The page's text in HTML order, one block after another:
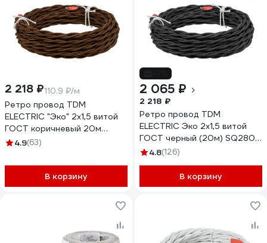
2 218 ₽110.9 ₽/м
Ретро провод TDM
ELECTRIC "Эко" 2x1,5 витой
ГОСТ коричневый 20м
SQ2801-0221
4.9(63)
В корзину
2 065 ₽
2 218 ₽
Ретро провод TDM
ELECTRIC Эко 2х1,5 витой
ГОСТ черный (20м) SQ2801-
0231
4.8(126)
В корзину